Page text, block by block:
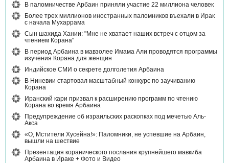
В паломничестве Арбаин приняли участие 22 миллиона человек
Более трех миллионов иностранных паломников въехали в Ирак
с начала Мухаррама
Сын шахида Хании: "Мне не хватает наших встреч с отцом за
чтением Корана"
В период Арбаина в мавзолее Имама Али проводятся программы
изучения Корана для женщин
Индийское СМИ о секрете долголетия Арбаина
В Ниневии стартовал масштабный конкурс по заучиванию
Корана
Иранский кари призвал к расширению программ по чтению
Корана во время Арбаина
Предупреждение об израильских раскопках под мечетью Аль-
Акса
«О, Мстители Хусейна!»: Паломники, не успевшие на Арбаин,
вышли на шествие
Презентация коранического послания крупнейшего мавкиба
Арбаина в Ираке + Фото и Видео